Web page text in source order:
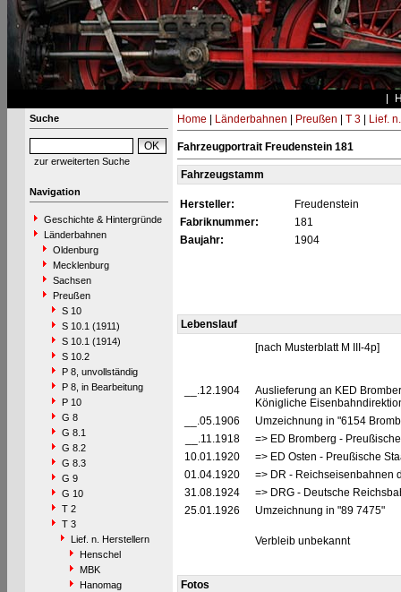
Suche
zur erweiterten Suche
Navigation
Geschichte & Hintergründe
Länderbahnen
Oldenburg
Mecklenburg
Sachsen
Preußen
S 10
S 10.1 (1911)
S 10.1 (1914)
S 10.2
P 8, unvollständig
P 8, in Bearbeitung
P 10
G 8
G 8.1
G 8.2
G 8.3
G 9
G 10
T 2
T 3
Lief. n. Herstellern
Henschel
MBK
Hanomag
Home Länderbahnen Preußen T 3| Lief.
Fahrzeugportrait Freudenstein 181
Fahrzeugstamm
Hersteller:
Freudenstein
Fabriknummer:
181
Baujahr:
1904
Lebenslauf
[nach Musterblatt M III-4p]
__.12.1904
Auslieferung an KED
Königliche
__.05.1906
Umzeichnung in "6154
__.11.1918
=> ED Bromberg -
10.01.1920
=> ED Osten - Preußische
01.04.1920
=> DR - Reichseisenbahnen
31.08.1924
=> DRG - Deutsche
25.01.1926
Umzeichnung in "89 7475"
Verbleib unbekannt
Fotos